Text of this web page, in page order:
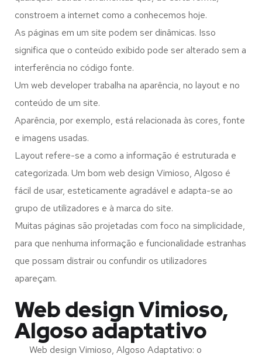
constroem a internet como a conhecemos hoje.
As páginas em um site podem ser dinâmicas. Isso
significa que o conteúdo exibido pode ser alterado sem a
interferência no código fonte.
Um web developer trabalha na aparência, no layout e no
conteúdo de um site.
Aparência, por exemplo, está relacionada às cores, fonte
e imagens usadas.
Layout refere-se a como a informação é estruturada e
categorizada. Um bom web design Vimioso, Algoso é
fácil de usar, esteticamente agradável e adapta-se ao
grupo de utilizadores e à marca do site.
Muitas páginas são projetadas com foco na simplicidade,
para que nenhuma informação e funcionalidade estranhas
que possam distrair ou confundir os utilizadores
apareçam.
Web design Vimioso,
Algoso adaptativo
Web design Vimioso, Algoso Adaptativo: o